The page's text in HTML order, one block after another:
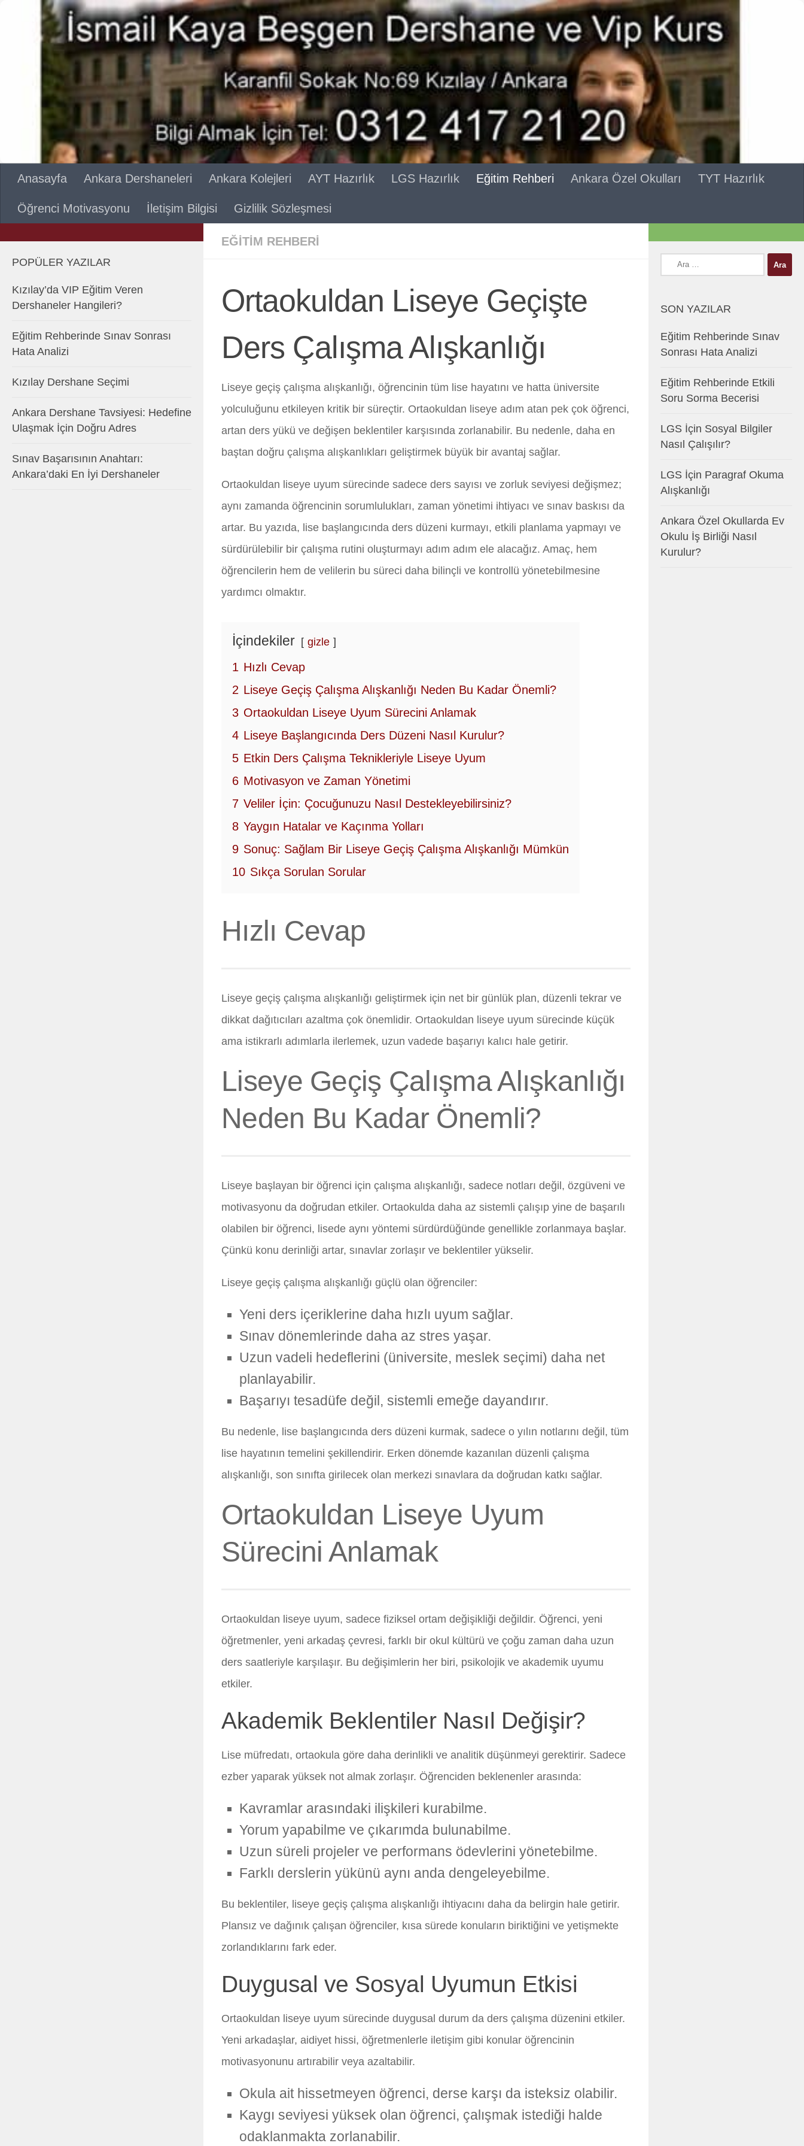
Skip to content
Anasayfa Ankara Dershaneleri Ankara Kolejleri AYT Hazırlık LGS Hazırlık Eğitim Rehberi Ankara Özel Okulları TYT Hazırlık
Öğrenci Motivasyonu İletişim Bilgisi Gizlilik Sözleşmesi
EĞITIM REHBERI
Ortaokuldan Liseye Geçişte
Ders Çalışma Alışkanlığı
Liseye geçiş çalışma alışkanlığı, öğrencinin tüm lise hayatını ve hatta üniversite
yolculuğunu etkileyen kritik bir süreçtir. Ortaokuldan liseye adım atan pek çok öğrenci,
artan ders yükü ve değişen beklentiler karşısında zorlanabilir. Bu nedenle, daha en
baştan doğru çalışma alışkanlıkları geliştirmek büyük bir avantaj sağlar.
Ortaokuldan liseye uyum sürecinde sadece ders sayısı ve zorluk seviyesi değişmez;
aynı zamanda öğrencinin sorumlulukları, zaman yönetimi ihtiyacı ve sınav baskısı da
artar. Bu yazıda, lise başlangıcında ders düzeni kurmayı, etkili planlama yapmayı ve
sürdürülebilir bir çalışma rutini oluşturmayı adım adım ele alacağız. Amaç, hem
öğrencilerin hem de velilerin bu süreci daha bilinçli ve kontrollü yönetebilmesine
yardımcı olmaktır.
İçindekiler gizle
1 Hızlı Cevap
2 Liseye Geçiş Çalışma Alışkanlığı Neden Bu Kadar Önemli?
3 Ortaokuldan Liseye Uyum Sürecini Anlamak
4 Liseye Başlangıcında Ders Düzeni Nasıl Kurulur?
5 Etkin Ders Çalışma Teknikleriyle Liseye Uyum
6 Motivasyon ve Zaman Yönetimi
7 Veliler İçin: Çocuğunuzu Nasıl Destekleyebilirsiniz?
8 Yaygın Hatalar ve Kaçınma Yolları
9 Sonuç: Sağlam Bir Liseye Geçiş Çalışma Alışkanlığı Mümkün
10 Sıkça Sorulan Sorular
Hızlı Cevap
Liseye geçiş çalışma alışkanlığı geliştirmek için net bir günlük plan, düzenli tekrar ve
dikkat dağıtıcıları azaltma çok önemlidir. Ortaokuldan liseye uyum sürecinde küçük
ama istikrarlı adımlarla ilerlemek, uzun vadede başarıyı kalıcı hale getirir.
Liseye Geçiş Çalışma Alışkanlığı
Neden Bu Kadar Önemli?
Liseye başlayan bir öğrenci için çalışma alışkanlığı, sadece notları değil, özgüveni ve
motivasyonu da doğrudan etkiler. Ortaokulda daha az sistemli çalışıp yine de başarılı
olabilen bir öğrenci, lisede aynı yöntemi sürdürdüğünde genellikle zorlanmaya başlar.
Çünkü konu derinliği artar, sınavlar zorlaşır ve beklentiler yükselir.
Liseye geçiş çalışma alışkanlığı güçlü olan öğrenciler:
Yeni ders içeriklerine daha hızlı uyum sağlar.
Sınav dönemlerinde daha az stres yaşar.
Uzun vadeli hedeflerini (üniversite, meslek seçimi) daha net
planlayabilir.
Başarıyı tesadüfe değil, sistemli emeğe dayandırır.
Bu nedenle, lise başlangıcında ders düzeni kurmak, sadece o yılın notlarını değil, tüm
lise hayatının temelini şekillendirir. Erken dönemde kazanılan düzenli çalışma
alışkanlığı, son sınıfta girilecek olan merkezi sınavlara da doğrudan katkı sağlar.
Ortaokuldan Liseye Uyum
Sürecini Anlamak
Ortaokuldan liseye uyum, sadece fiziksel ortam değişikliği değildir. Öğrenci, yeni
öğretmenler, yeni arkadaş çevresi, farklı bir okul kültürü ve çoğu zaman daha uzun
ders saatleriyle karşılaşır. Bu değişimlerin her biri, psikolojik ve akademik uyumu
etkiler.
Akademik Beklentiler Nasıl Değişir?
Lise müfredatı, ortaokula göre daha derinlikli ve analitik düşünmeyi gerektirir. Sadece
ezber yaparak yüksek not almak zorlaşır. Öğrenciden beklenenler arasında:
Kavramlar arasındaki ilişkileri kurabilme.
Yorum yapabilme ve çıkarımda bulunabilme.
Uzun süreli projeler ve performans ödevlerini yönetebilme.
Farklı derslerin yükünü aynı anda dengeleyebilme.
Bu beklentiler, liseye geçiş çalışma alışkanlığı ihtiyacını daha da belirgin hale getirir.
Plansız ve dağınık çalışan öğrenciler, kısa sürede konuların biriktiğini ve yetişmekte
zorlandıklarını fark eder.
Duygusal ve Sosyal Uyumun Etkisi
Ortaokuldan liseye uyum sürecinde duygusal durum da ders çalışma düzenini etkiler.
Yeni arkadaşlar, aidiyet hissi, öğretmenlerle iletişim gibi konular öğrencinin
motivasyonunu artırabilir veya azaltabilir.
Okula ait hissetmeyen öğrenci, derse karşı da isteksiz olabilir.
Kaygı seviyesi yüksek olan öğrenci, çalışmak istediği halde
odaklanmakta zorlanabilir.
POPÜLER YAZILAR
Kızılay’da VIP Eğitim Veren
Dershaneler Hangileri?
Eğitim Rehberinde Sınav Sonrası
Hata Analizi
Kızılay Dershane Seçimi
Ankara Dershane Tavsiyesi: Hedefine
Ulaşmak İçin Doğru Adres
Sınav Başarısının Anahtarı:
Ankara’daki En İyi Dershaneler
Arama:
SON YAZILAR
Eğitim Rehberinde Sınav
Sonrası Hata Analizi
Eğitim Rehberinde Etkili
Soru Sorma Becerisi
LGS İçin Sosyal Bilgiler
Nasıl Çalışılır?
LGS İçin Paragraf Okuma
Alışkanlığı
Ankara Özel Okullarda Ev
Okulu İş Birliği Nasıl
Kurulur?